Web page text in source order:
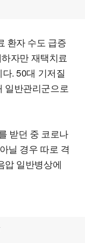
환자 수도 급증
자만 재택치료
. 50대 기저질
일반관리군으로
받던 중 코로나
닐 경우 따로 격
압 일반병상에